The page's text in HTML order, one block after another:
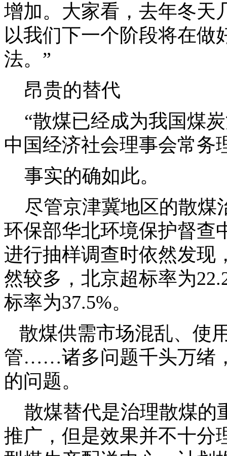
增加。大家看，去年冬天
以我们下一个阶段将在做
法。”
昂贵的替代
“散煤已经成为我国煤
中国经济社会理事会常务
事实的确如此。
尽管京津冀地区的散煤
环保部华北环境保护督查
进行抽样调查时依然发现
然较多，北京超标率为
标率为37.5%。
散煤供需市场混乱、使
管……诸多问题千头万绪
的问题。
散煤替代是治理散煤的
推广，但是效果并不十分